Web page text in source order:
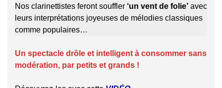
Nos clarinettistes feront souffler ‘un vent de folie’ avec
leurs interprétations joyeuses de mélodies classiques
comme populaires…
Un spectacle drôle et intelligent à consommer sans
modération, par petits et grands !